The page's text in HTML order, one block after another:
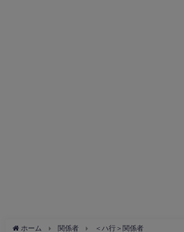
ホーム 関係者
＜ハ行＞関係者